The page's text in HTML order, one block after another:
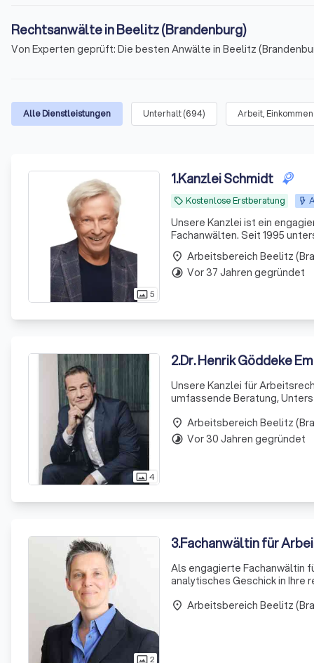
Rechtsanwälte in Beelitz (Brandenburg)
Von Experten geprüft: Die besten Anwälte in Beelitz
Alle Dienstleistungen Unterhalt(694) Arbeit,
photo_size_select_actual5
1.Kanzlei Schmidt
local_offer Kostenlose Erstberatung
Unsere Kanzlei ist ein
Fachanwälten. Seit 1995
Finanzsituationen. Wir sehen
Umsetzer von Lösungen.
place Arbeitsbereich Beelitz
timelapse Vor 37 Jahren gegründet
photo_size_select_actual4
2.Dr. Henrik Göddeke
Unsere Kanzlei für
umfassende Beratung,
Weise zu erklä
place Arbeitsbereich Beelitz
timelapse Vor 30 Jahren gegründet
photo_size_select_actual2
3.Fachanwältin für
Als engagierte Fachanwältin
analytisches Geschick in Ihre
place Arbeitsbereich Beelitz